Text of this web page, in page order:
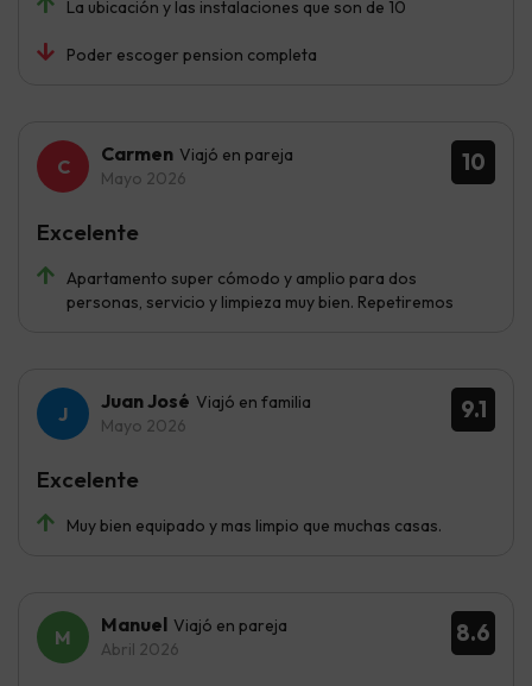
La ubicación y las instalaciones que son de 10
Poder escoger pension completa
10
Carmen Viajó en pareja
Mayo 2026
Apartamento super cómodo y amplio para dos
personas, servicio y limpieza muy bien. Repetiremos
Excelente
9.1
Juan José Viajó en familia
Mayo 2026
Muy bien equipado y mas limpio que muchas casas.
Excelente
8.6
Manuel Viajó en pareja
Abril 2026